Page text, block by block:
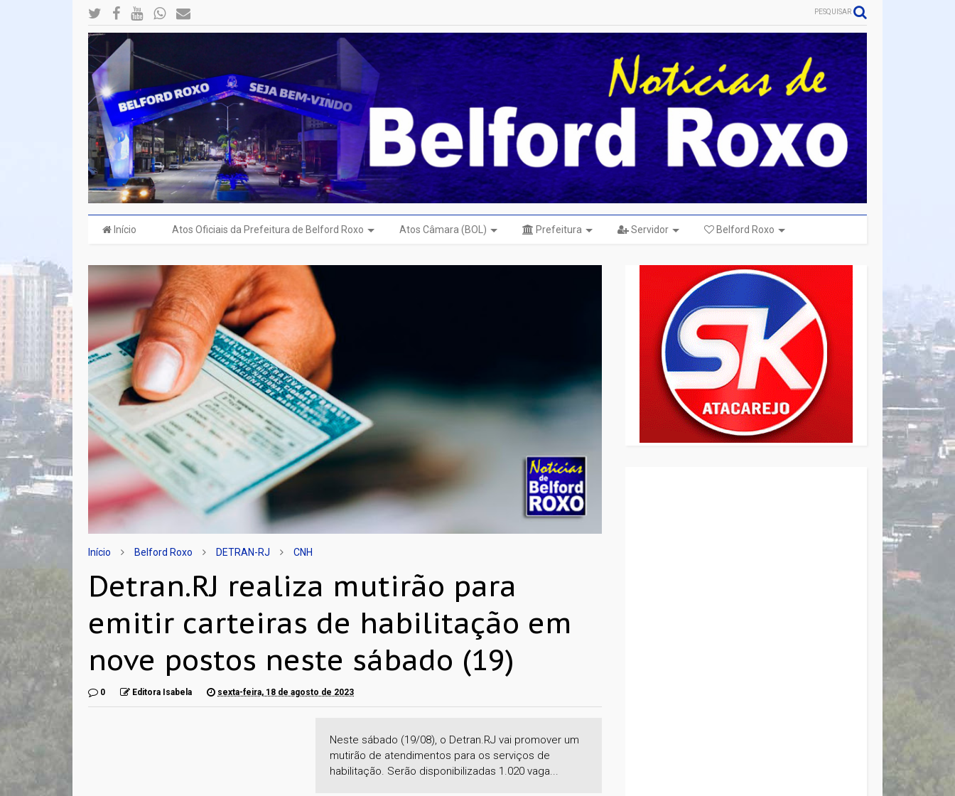
PESQUISAR
Início Atos Oficiais da Prefeitura de Belford Roxo Atos Câmara (BOL) Prefeitura Servidor Belford Roxo
Início Belford Roxo DETRAN-RJ CNH
Detran.RJ realiza mutirão para
emitir carteiras de habilitação em
nove postos neste sábado (19)
0 Editora Isabela sexta-feira, 18 de agosto de 2023
Neste sábado (19/08), o Detran.RJ vai promover um
mutirão de atendimentos para os serviços de
habilitação. Serão disponibilizadas 1.020 vaga...